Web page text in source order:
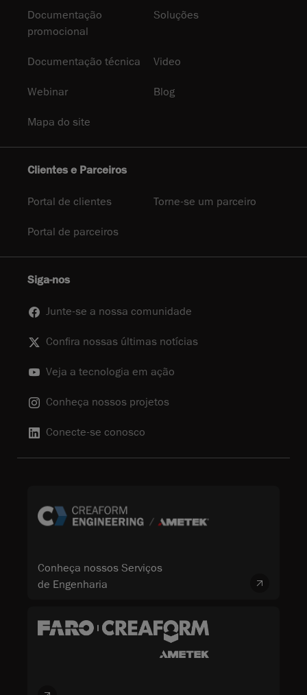
Documentação
promocional
Soluções
Documentação técnica Video
Webinar Blog
Mapa do site
Clientes e Parceiros
Portal de clientes Torne-se um parceiro
Portal de parceiros
Siga-nos
Junte-se a nossa comunidade
Confira nossas últimas notícias
Veja a tecnologia em ação
Conheça nossos projetos
Conecte-se conosco
Conheça nossos Serviços
de Engenharia